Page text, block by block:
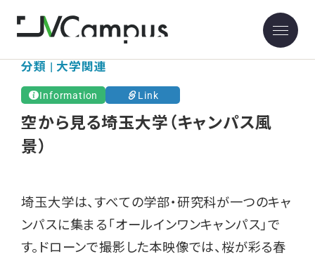
分類 | 大学関連
Information Link
空から見る埼玉大学（キャンパス風
景）
埼玉大学は、すべての学部・研究科が一つのキャ
ンパスに集まる「オールインワンキャンパス」で
す。ドローンで撮影した本映像では、桜が彩る春